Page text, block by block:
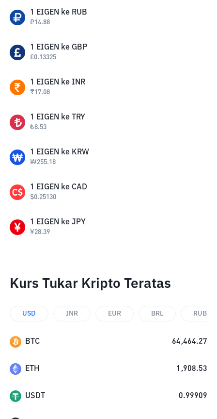
1 EIGEN ke RUB
₽14.88
1 EIGEN ke GBP
£0.13325
1 EIGEN ke INR
₹17.08
1 EIGEN ke TRY
₺8.53
1 EIGEN ke KRW
₩255.18
1 EIGEN ke CAD
$0.25130
1 EIGEN ke JPY
¥28.39
Kurs Tukar Kripto Teratas
USD INR EUR BRL RUB
BTC 64,464.27
ETH 1,908.53
USDT 0.99909